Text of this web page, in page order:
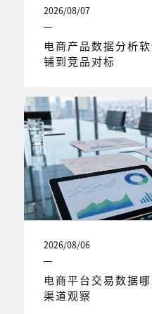
2026/08/07
电商产品数据分析
铺到竞品对标
2026/08/06
电商平台交易数据
渠道观察